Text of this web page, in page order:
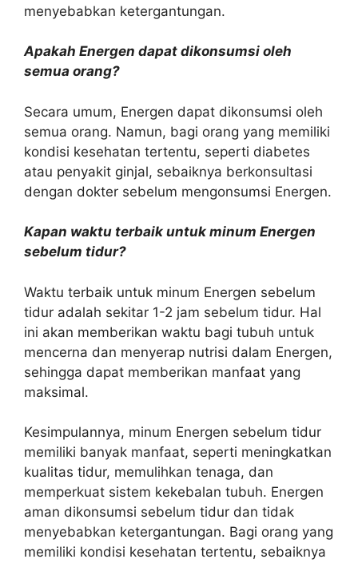
menyebabkan ketergantungan.
Apakah Energen dapat dikonsumsi oleh
semua orang?
Secara umum, Energen dapat dikonsumsi oleh
semua orang. Namun, bagi orang yang memiliki
kondisi kesehatan tertentu, seperti diabetes
atau penyakit ginjal, sebaiknya berkonsultasi
dengan dokter sebelum mengonsumsi Energen.
Kapan waktu terbaik untuk minum Energen
sebelum tidur?
Waktu terbaik untuk minum Energen sebelum
tidur adalah sekitar 1-2 jam sebelum tidur. Hal
ini akan memberikan waktu bagi tubuh untuk
mencerna dan menyerap nutrisi dalam Energen,
sehingga dapat memberikan manfaat yang
maksimal.
Kesimpulannya, minum Energen sebelum tidur
memiliki banyak manfaat, seperti meningkatkan
kualitas tidur, memulihkan tenaga, dan
memperkuat sistem kekebalan tubuh. Energen
aman dikonsumsi sebelum tidur dan tidak
menyebabkan ketergantungan. Bagi orang yang
memiliki kondisi kesehatan tertentu, sebaiknya